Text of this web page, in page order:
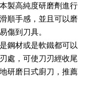
製高純度研磨劑進行
順手感，並且可以磨
傷到刀具。
鋼材或是軟鐵都可以
處，可使刀刃經收尾
研磨日式廚刀，推薦